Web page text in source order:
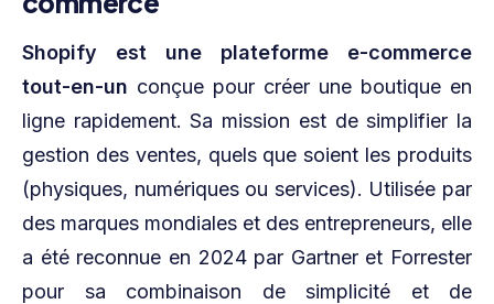
Shopify est une plateforme e-commerce
tout-en-un conçue pour créer une boutique en
ligne rapidement. Sa mission est de simplifier la
gestion des ventes, quels que soient les produits
(physiques, numériques ou services). Utilisée par
des marques mondiales et des entrepreneurs, elle
a été reconnue en 2024 par Gartner et Forrester
pour sa combinaison de simplicité et de